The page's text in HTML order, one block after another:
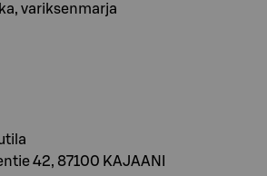
variksenmarja
42, 87100 KAJAANI